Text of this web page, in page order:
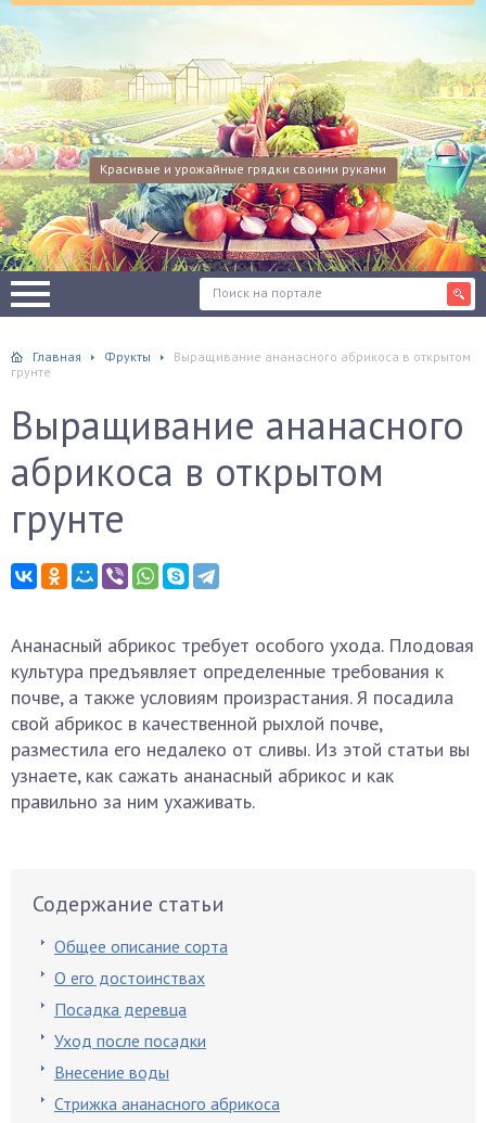
Красивые и урожайные грядки своими руками
Главная Фрукты
Выращивание ананасного абрикоса в открытом
грунте
Выращивание ананасного
абрикоса в открытом
грунте
Ананасный абрикос требует особого ухода. Плодовая
культура предъявляет определенные требования к
почве, а также условиям произрастания. Я посадила
свой абрикос в качественной рыхлой почве,
разместила его недалеко от сливы. Из этой статьи вы
узнаете, как сажать ананасный абрикос и как
правильно за ним ухаживать.
Содержание статьи
Общее описание сорта
О его достоинствах
Посадка деревца
Уход после посадки
Внесение воды
Стрижка ананасного абрикоса